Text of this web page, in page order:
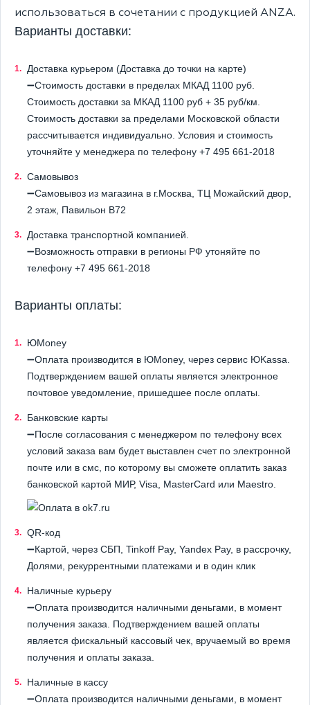
использоваться в сочетании с продукцией ANZA.
Варианты доставки:
Доставка курьером (Доставка до точки на карте)
➖Стоимость доставки в пределах МКАД 1100 руб.
Стоимость доставки за МКАД 1100 руб + 35 руб/км.
Стоимость доставки за пределами Московской области
рассчитывается индивидуально. Условия и стоимость
уточняйте у менеджера по телефону +7 495 661-2018
Самовывоз
➖Самовывоз из магазина в г.Москва, ТЦ Можайский двор,
2 этаж, Павильон B72
Доставка транспортной компанией.
➖Возможность отправки в регионы РФ утоняйте по
телефону +7 495 661-2018
Варианты оплаты:
ЮMoney
➖Оплата производится в ЮMoney, через сервис ЮKassa.
Подтверждением вашей оплаты является электронное
почтовое уведомление, пришедшее после оплаты.
Банковские карты
➖После согласования с менеджером по телефону всех
условий заказа вам будет выставлен счет по электронной
почте или в смс, по которому вы сможете оплатить заказ
банковской картой МИР, Visa, MasterCard или Maestro.
QR-код
➖Картой, через СБП, Tinkoff Pay, Yandex Pay, в рассрочку,
Долями, рекуррентными платежами и в один клик
Наличные курьеру
➖Оплата производится наличными деньгами, в момент
получения заказа. Подтверждением вашей оплаты
является фискальный кассовый чек, вручаемый во время
получения и оплаты заказа.
Наличные в кассу
➖Оплата производится наличными деньгами, в момент